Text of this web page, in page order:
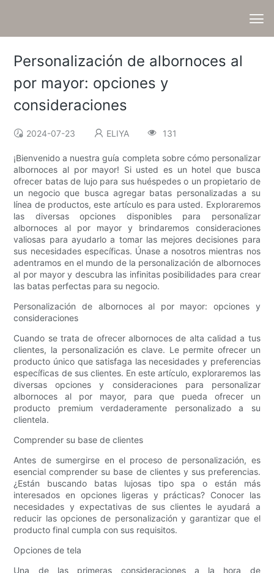
Personalización de albornoces al
por mayor: opciones y
consideraciones
2024-07-23 ELIYA 131
¡Bienvenido a nuestra guía completa sobre cómo personalizar
albornoces al por mayor! Si usted es un hotel que busca
ofrecer batas de lujo para sus huéspedes o un propietario de
un negocio que busca agregar batas personalizadas a su
línea de productos, este artículo es para usted. Exploraremos
las diversas opciones disponibles para personalizar
albornoces al por mayor y brindaremos consideraciones
valiosas para ayudarlo a tomar las mejores decisiones para
sus necesidades específicas. Únase a nosotros mientras nos
adentramos en el mundo de la personalización de albornoces
al por mayor y descubra las infinitas posibilidades para crear
las batas perfectas para su negocio.
Personalización de albornoces al por mayor: opciones y
consideraciones
Cuando se trata de ofrecer albornoces de alta calidad a tus
clientes, la personalización es clave. Le permite ofrecer un
producto único que satisfaga las necesidades y preferencias
específicas de sus clientes. En este artículo, exploraremos las
diversas opciones y consideraciones para personalizar
albornoces al por mayor, para que pueda ofrecer un
producto premium verdaderamente personalizado a su
clientela.
Comprender su base de clientes
Antes de sumergirse en el proceso de personalización, es
esencial comprender su base de clientes y sus preferencias.
¿Están buscando batas lujosas tipo spa o están más
interesados ​​en opciones ligeras y prácticas? Conocer las
necesidades y expectativas de sus clientes le ayudará a
reducir las opciones de personalización y garantizar que el
producto final cumpla con sus requisitos.
Opciones de tela
Una de las primeras consideraciones a la hora de